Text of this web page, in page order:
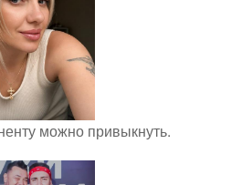
можно привыкнуть.